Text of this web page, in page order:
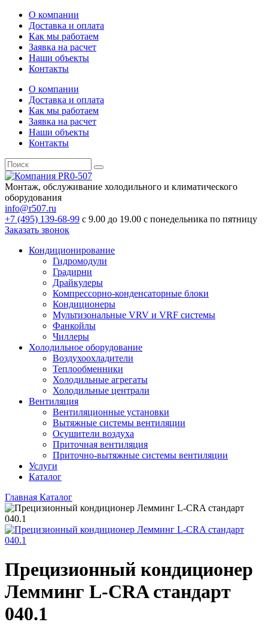
О компании
Доставка и оплата
Как мы работаем
Заявка на расчет
Наши объекты
Контакты
О компании
Доставка и оплата
Как мы работаем
Заявка на расчет
Наши объекты
Контакты
Монтаж, обслуживание холодильного и климатического
оборудования
info@r507.ru
+7 (495) 139-68-99 с 9.00 до 19.00 с понедельника по пятницу
Заказать звонок
Кондиционирование
Гидромодули
Градирни
Драйкулеры
Компрессорно-конденсаторные блоки
Кондиционеры
Мультизональные VRV и VRF системы
Фанкойлы
Чиллеры
Холодильное оборудование
Воздухоохладители
Теплообменники
Холодильные агрегаты
Холодильные централи
Вентиляция
Вентиляционные установки
Вытяжные системы вентиляции
Осушители воздуха
Приточная вентиляция
Приточно-вытяжные системы вентиляции
Услуги
Каталог
Главная Каталог
Прецизионный кондиционер
Лемминг L-CRA стандарт
040.1